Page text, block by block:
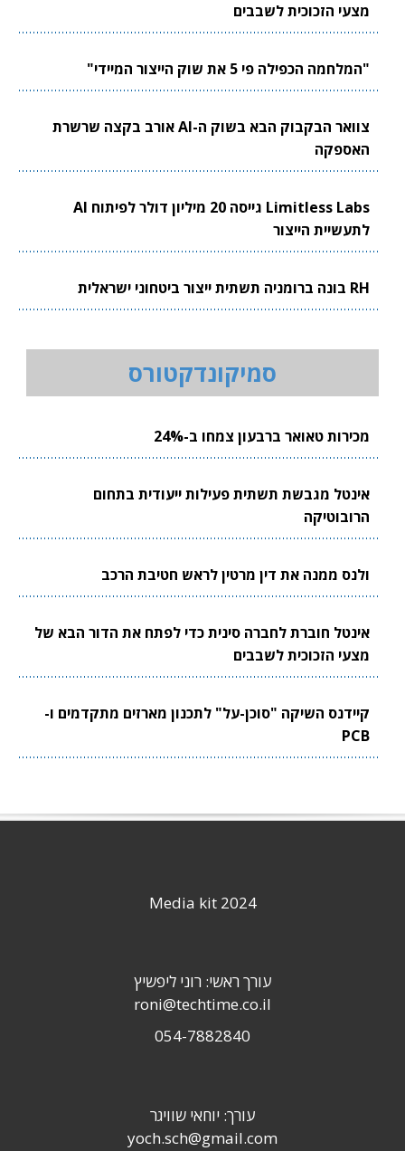
מצעי הזכוכית לשבבים
"המלחמה הכפילה פי 5 את שוק הייצור המיידי"
צוואר הבקבוק הבא בשוק ה-AI אורב בקצה שרשרת
האספקה
Limitless Labs גייסה 20 מיליון דולר לפיתוח AI
לתעשיית הייצור
RH בונה ברומניה תשתית ייצור ביטחוני ישראלית
סמיקונדקטורס
מכירות טאואר ברבעון צמחו ב-24%
אינטל מגבשת תשתית פעילות ייעודית בתחום
הרובוטיקה
ולנס ממנה את דין מרטין לראש חטיבת הרכב
אינטל חוברת לחברה סינית כדי לפתח את הדור הבא של
מצעי הזכוכית לשבבים
קיידנס השיקה "סוכן-על" לתכנון מארזים מתקדמים ו-
PCB
Media kit 2024
עורך ראשי: רוני ליפשיץ
roni@techtime.co.il
054-7882840
עורך: יוחאי שוויגר
yoch.sch@gmail.com